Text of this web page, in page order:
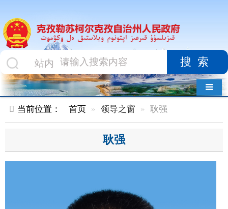
搜索
当前位置： 首页 领导之窗 耿强